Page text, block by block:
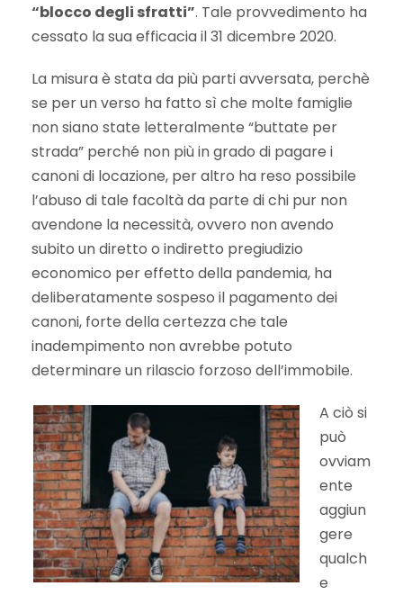
“blocco degli sfratti”. Tale provvedimento ha
cessato la sua efficacia il 31 dicembre 2020.
La misura è stata da più parti avversata, perchè
se per un verso ha fatto sì che molte famiglie
non siano state letteralmente “buttate per
strada” perché non più in grado di pagare i
canoni di locazione, per altro ha reso possibile
l’abuso di tale facoltà da parte di chi pur non
avendone la necessità, ovvero non avendo
subito un diretto o indiretto pregiudizio
economico per effetto della pandemia, ha
deliberatamente sospeso il pagamento dei
canoni, forte della certezza che tale
inadempimento non avrebbe potuto
determinare un rilascio forzoso dell’immobile.
A ciò si
può
ovviam
ente
aggiun
gere
qualch
e